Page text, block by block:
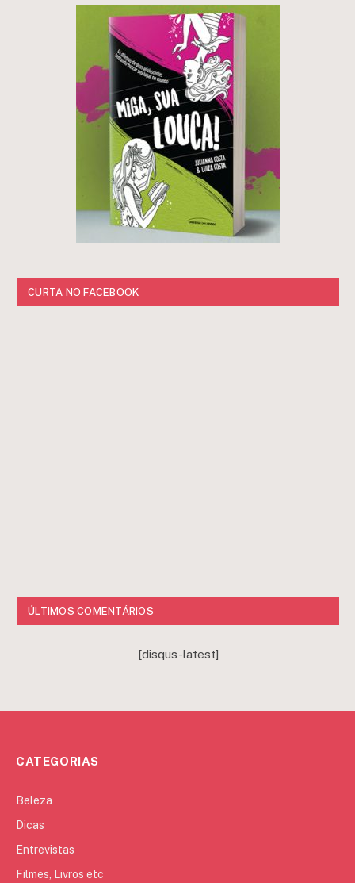
CURTA NO FACEBOOK
ÚLTIMOS COMENTÁRIOS
[disqus-latest]
CATEGORIAS
Beleza
Dicas
Entrevistas
Filmes, Livros etc